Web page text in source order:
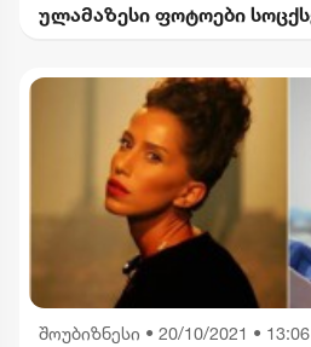
ულამაზესი ფოტოები
შოუბიზნესი • 20/10/2021 • 13:06